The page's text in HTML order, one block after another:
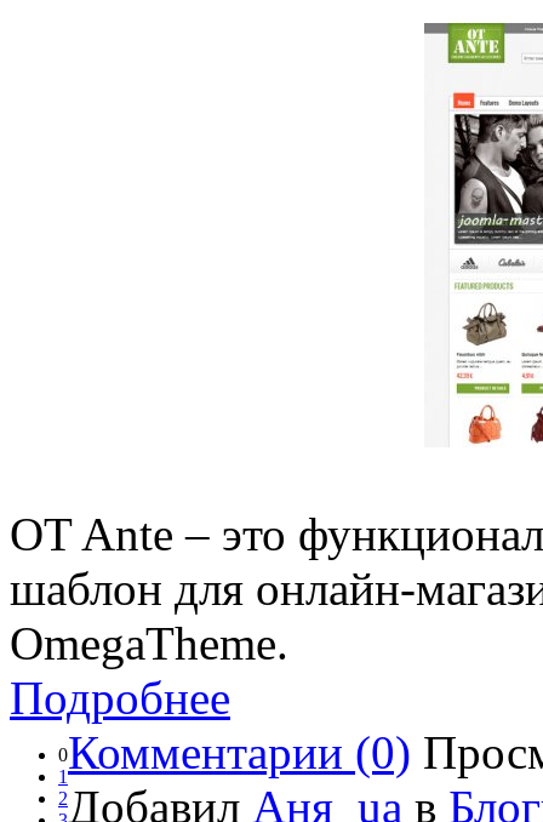
OT Ante – это
шаблон для онлайн-
OmegaTheme.
Подробнее
0
1
2
Комментарии (0)
Добавил Аня_ua в